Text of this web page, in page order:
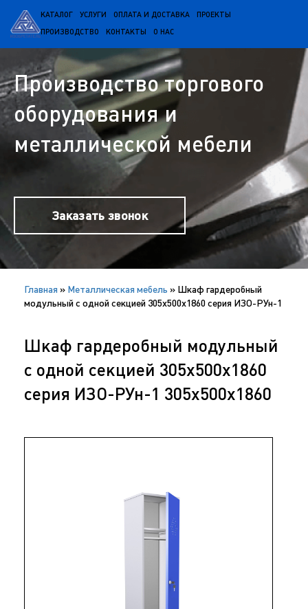
КАТАЛОГ УСЛУГИ ОПЛАТА И ДОСТАВКА ПРОЕКТЫ
ПРОИЗВОДСТВО КОНТАКТЫ О НАС
Производство торгового
оборудования и
металлической мебели
Заказать звонок
Главная » Металлическая мебель » Шкаф гардеробный
модульный с одной секцией 305х500х1860 серия ИЗО-РУн-1
Шкаф гардеробный модульный
с одной секцией 305х500х1860
серия ИЗО-РУн-1 305х500х1860